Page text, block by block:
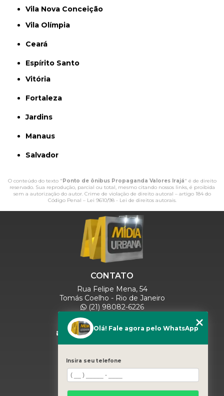
Vila Nova Conceição
Vila Olímpia
Ceará
Espírito Santo
Vitória
Fortaleza
Jardins
Manaus
Salvador
O conteúdo do texto " Ponto de ônibus Propaganda Valores Irajá" é de direito
reservado. Sua reprodução, parcial ou total, mesmo citando nossos links, é proibida
sem a autorização do autor. Crime de violação de direito autoral – artigo 184 do
Código Penal – Lei 9610/98 - Lei de direitos autorais.
CONTATO
Rua Felipe Mena, 54
Tomás Coelho - Rio de Janeiro
(21) 98082-6226
(21) 97280-9600
(11) 93071-5918
comercialmidiaurbana@gmail.com
Olá! Fale agora pelo WhatsApp
Insira seu telefone